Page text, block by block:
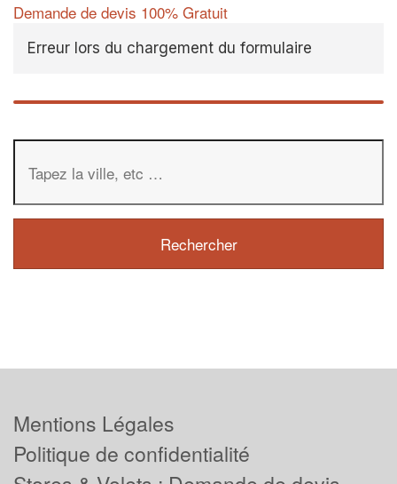
Demande de devis 100% Gratuit
Erreur lors du chargement du formulaire
Mentions Légales
Politique de confidentialité